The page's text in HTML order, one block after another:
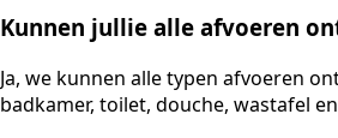
Kunnen jullie alle afvoeren
Ja, we kunnen alle typen afvoeren
badkamer, toilet, douche, wastafel